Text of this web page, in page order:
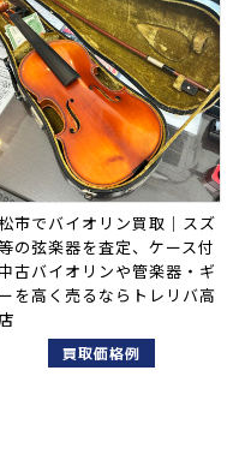
市でバイオリン買取｜スズ
の弦楽器を査定、ケース付
古バイオリンや管楽器・ギ
を高く売るならトレリバ高
買取価格例